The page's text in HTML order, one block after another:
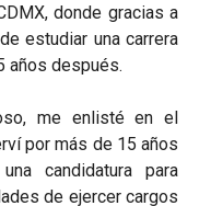
donde gracias a
estudiar una carrera
años después.
me enlisté en el
por más de 15 años
candidatura para
de ejercer cargos